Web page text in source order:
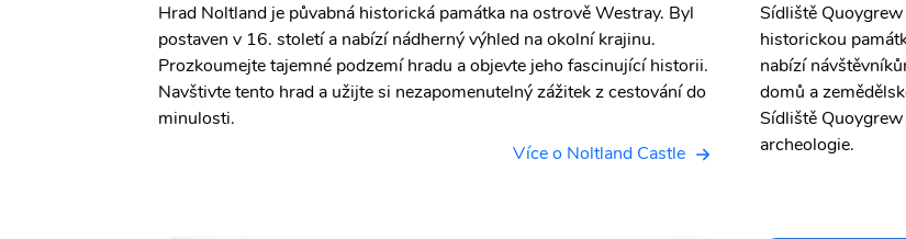
Hrad Noltland je půvabná historická památka na ostrově Westray. Byl
postaven v 16. století a nabízí nádherný výhled na okolní krajinu.
Prozkoumejte tajemné podzemí hradu a objevte jeho fascinující historii.
Navštivte tento hrad a užijte si nezapomenutelný zážitek z cestování do
minulosti.
Více o Noltland Castle
Sídliště
historickou
nabízí
domů a
Sídliště
archeologie.